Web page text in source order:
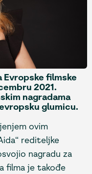
filmske
2021.
nagradama
glumicu.
ovim
rediteljke
nagradu za
filma je takođe